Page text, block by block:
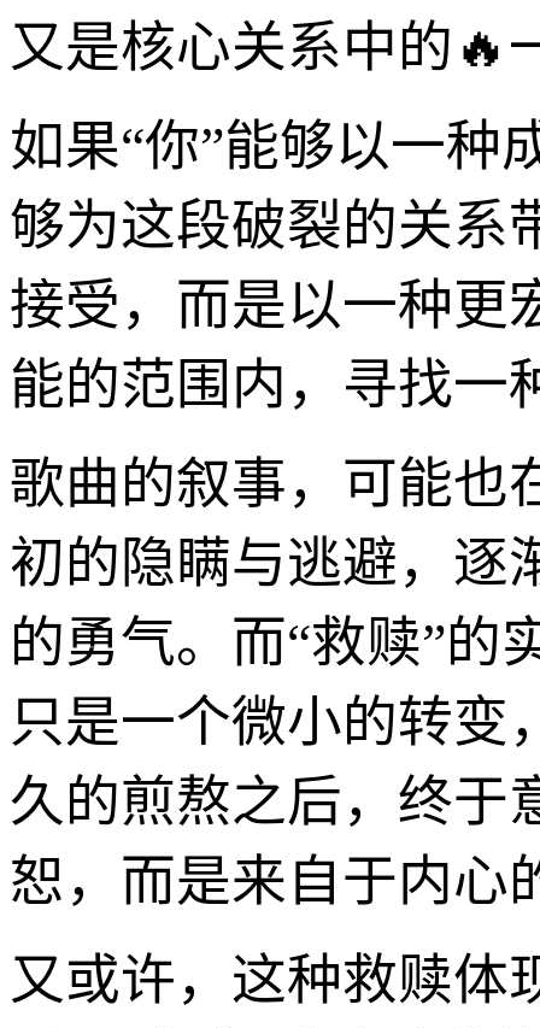
又是核心关系中的🔥
如果“你”能够以一种
够为这段破裂的关系
接受，而是以一种更
能的范围内，寻找一
歌曲的叙事，可能也
初的隐瞒与逃避，逐
的勇气。而“救赎”的
只是一个微小的转变
久的煎熬之后，终于
恕，而是来自于内心
又或许，这种救赎体